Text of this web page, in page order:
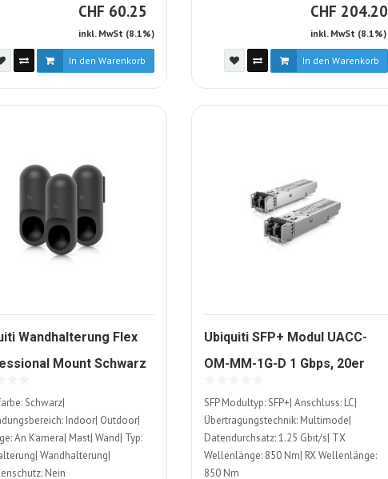
CHF CHF
60.25
inkl. MwSt (8.1%)
In den Warenkorb
CHF CHF
204.20
inkl. MwSt (8.1%)
In den Warenkorb
Wandhalterung Flex
Mount Schwarz
ALT
Schwarz|
Indoor| Outdoor|
An Kamera| Mast| Wand| Typ:
Wandhalterung|
Nein
Ubiquiti SFP+ Modul UACC-
OM-MM-1G-D 1 Gbps, 20er
ALT
SFP Modultyp: SFP+| Anschluss: LC|
Übertragungstechnik: Multimode|
Datendurchsatz: 1.25 Gbit/s| TX
Wellenlänge: 850 Nm| RX Wellenlänge:
850 Nm